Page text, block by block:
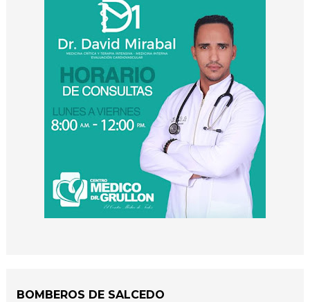
BOMBEROS DE SALCEDO